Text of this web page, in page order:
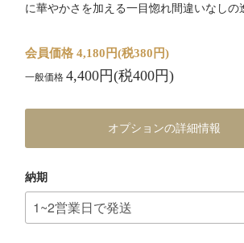
に華やかさを加える一目惚れ間違いなしの
会員価格 4,180円(税380円)
一般価格 4,400円(税400円)
オプションの詳細情報
納期